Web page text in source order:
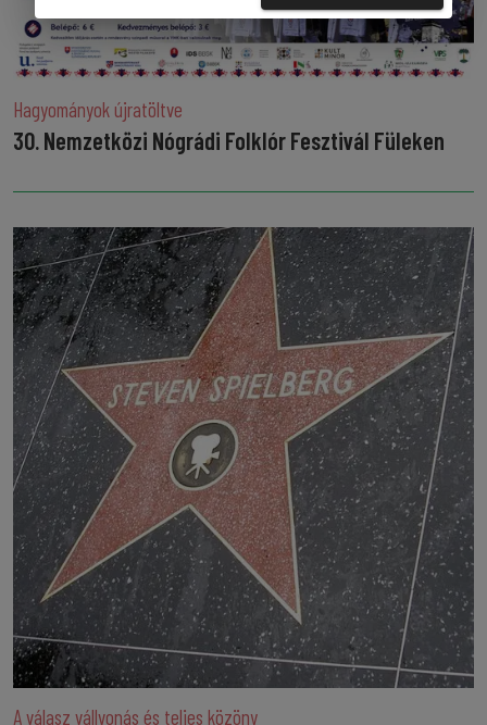
Hagyományok újratöltve
30. Nemzetközi Nógrádi Folklór Fesztivál Füleken
A válasz vállvonás és teljes közöny